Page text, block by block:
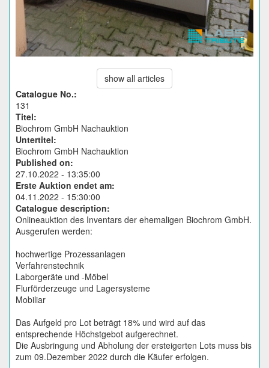
show all articles
Catalogue No.:
131
Titel:
Biochrom GmbH Nachauktion
Untertitel:
Biochrom GmbH Nachauktion
Published on:
27.10.2022 - 13:35:00
Erste Auktion endet am:
04.11.2022 - 15:30:00
Catalogue description:
Onlineauktion des Inventars der ehemaligen Biochrom GmbH.
Ausgerufen werden:
hochwertige Prozessanlagen
Verfahrenstechnik
Laborgeräte und -Möbel
Flurförderzeuge und Lagersysteme
Mobiliar
Das Aufgeld pro Lot beträgt 18% und wird auf das
entsprechende Höchstgebot aufgerechnet.
Die Ausbringung und Abholung der ersteigerten Lots muss bis
zum 09.Dezember 2022 durch die Käufer erfolgen.